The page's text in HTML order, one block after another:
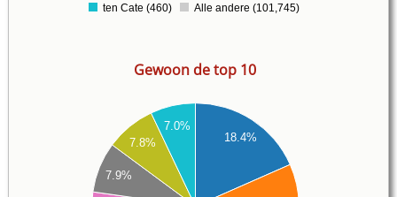
ten Cate (460)
Alle andere (101,745)
Gewoon de top 10
18.4%
7.9%
7.8%
7.0%